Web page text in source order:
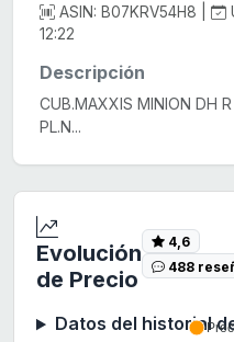
ASIN: B07KRV54H8 |
12:22
Descripción
CUB.MAXXIS MINION DH
PL.N...
Evolución
de Precio
4,6
488
Datos del historial